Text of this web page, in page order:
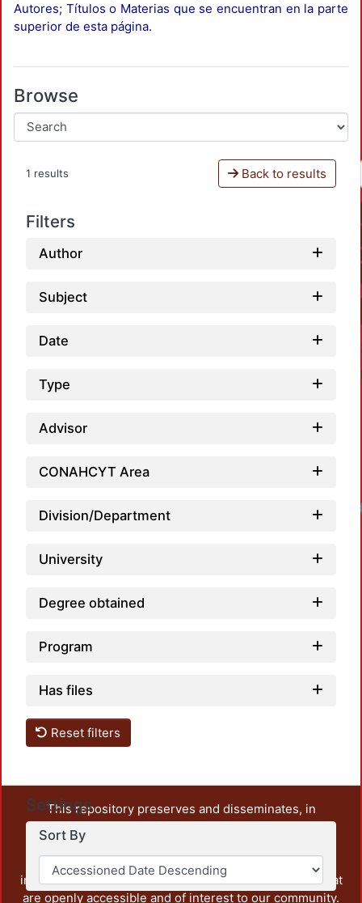
Autores; Títulos o Materias que se encuentran en la parte
superior de esta página.
Browse
1 results Back to results
Filters
Author
Subject
Date
Type
Advisor
CONAHCYT Area
Division/Department
University
Degree obtained
Program
Has files
Reset filters
Settings
Sort By
This repository preserves and disseminates, in
unrestricted open access, the teaching and research
output of UAM Azcapotzalco. It also includes some
administrative and graphic documents from the
institution, as well as content from other institutions that
are openly accessible and of interest to our community.